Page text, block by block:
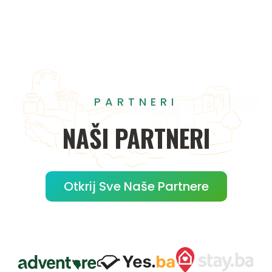
PARTNERI
NAŠI PARTNERI
Otkrij Sve Naše Partnere